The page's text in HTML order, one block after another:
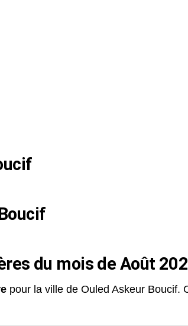
du mois de Août
pour la ville de Ouled Askeur Boucif.